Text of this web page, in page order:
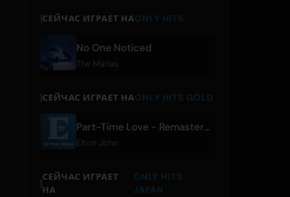
СЕЙЧАС ИГРАЕТ НАONLY HITS
No One Noticed
The Marías
СЕЙЧАС ИГРАЕТ НАONLY HITS GOLD
Part-Time Love - Remastered
Elton John
СЕЙЧАС ИГРАЕТ
НА
ONLY HITS
JAPAN